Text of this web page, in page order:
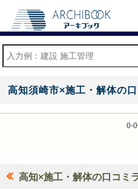
高知須崎市×施工・解体の
0-
高知×施工・解体の口コミ